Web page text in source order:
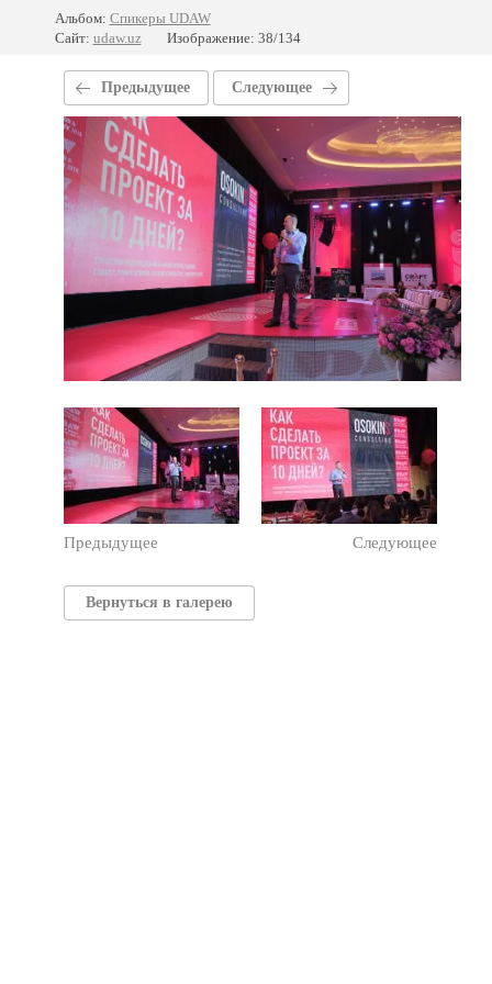
Альбом: Спикеры UDAW
Сайт: udaw.uz Изображение: 38/134
Предыдущее Следующее
Предыдущее Следующее
Вернуться в галерею